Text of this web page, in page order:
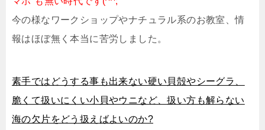
今の様なワークショップやナチュラル系のお教室、情
報はほぼ無く本当に苦労しました。
素手ではどうする事も出来ない硬い貝殻やシーグラ、
脆くて扱いにくい小貝やウニなど、扱い方も解らない
海の欠片をどう扱えばよいのか?